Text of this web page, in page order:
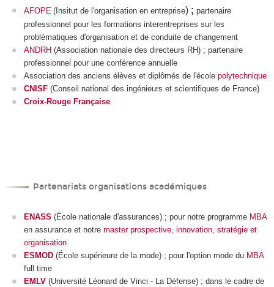
AFOPE (Insitut de l'organisation en entreprise) ; partenaire
professionnel pour les formations interentreprises sur les
problématiques d'organisation et de conduite de changement
ANDRH (Association nationale des directeurs RH) ; partenaire
professionnel pour une conférence annuelle
Association des anciens élèves et diplômés de l'école polytechnique
CNISF (Conseil national des ingénieurs et scientifiques de France)
Croix-Rouge Française
Partenariats organisations académiques
ENASS (École nationale d'assurances) ; pour notre programme MBA
en assurance et notre master prospective, innovation, stratégie et
organisation
ESMOD (École supérieure de la mode) ; pour l'option mode du MBA
full time
EMLV (Université Léonard de Vinci - La Défense) ; dans le cadre de